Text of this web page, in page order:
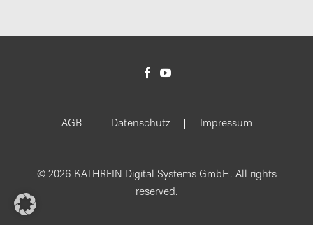
AGB Datenschutz Impressum
© 2026 KATHREIN Digital Systems GmbH. All rights
reserved.